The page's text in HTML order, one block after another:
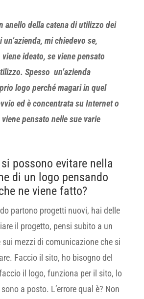
anello della catena di utilizzo dei
mi chiedevo se,
ideato, se viene pensato
Spesso un’azienda
logo perché magari in quel
ed è concentrata su Internet o
pensato nelle sue varie
possono evitare nella
di un logo pensando
ne viene fatto?
partono progetti nuovi, hai delle
il progetto, pensi subito a un
sui mezzi di comunicazione che si
Faccio il sito, ho bisogno del
il logo, funziona per il sito, lo
a posto. L’errore qual è? Non